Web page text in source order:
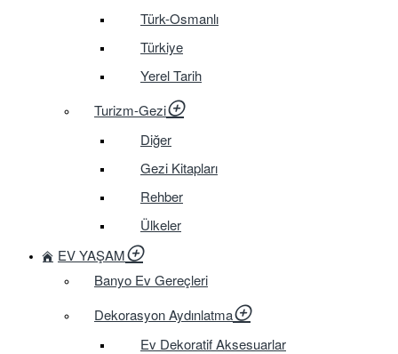
Türk-Osmanlı
Türkiye
Yerel Tarih
Turizm-Gezi
Diğer
Gezi Kitapları
Rehber
Ülkeler
EV YAŞAM
Banyo Ev Gereçleri
Dekorasyon Aydınlatma
Ev Dekoratif Aksesuarlar